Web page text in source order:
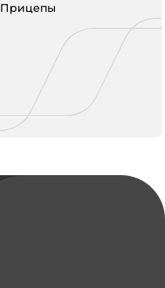
Прицепы